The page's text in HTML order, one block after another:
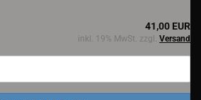
41,00 EUR
inkl. 19% MwSt. zzgl. Versand